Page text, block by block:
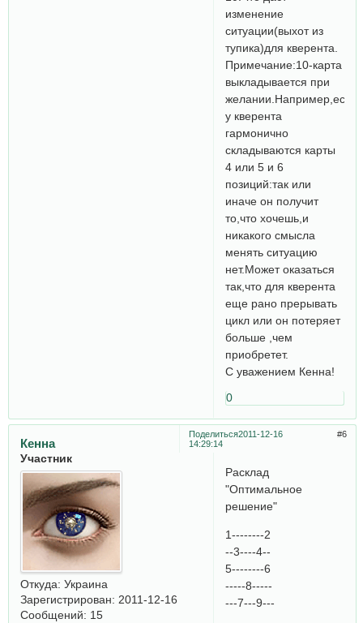
изменение
ситуации(выхот из
тупика)для кверента.
Примечание:10-карта
выкладывается при
желании.Например,если
у кверента
гармонично
складываются карты
4 или 5 и 6
позиций:так или
иначе он получит
то,что хочешь,и
никакого смысла
менять ситуацию
нет.Может оказаться
так,что для кверента
еще рано прерывать
цикл или он потеряет
больше ,чем
приобретет.
С уважением Кенна!
0
Поделиться 6
2011-12-16
14:29:14
Кенна
Участник
Откуда: Украина
Зарегистрирован: 2011-12-16
Сообщений: 15
Расклад
"Оптимальное
решение"
1--------2
--3----4--
5--------6
-----8-----
---7---9---